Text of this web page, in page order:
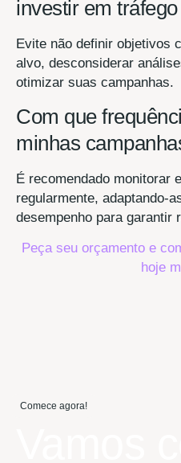
investir em
Evite não definir objetivos
alvo, desconsiderar
otimizar suas campanhas.
Com que
minhas
É recomendado monitorar
regularmente, adaptando-
desempenho para garantir
Peça seu orçamento e
hoje
Comece agora!